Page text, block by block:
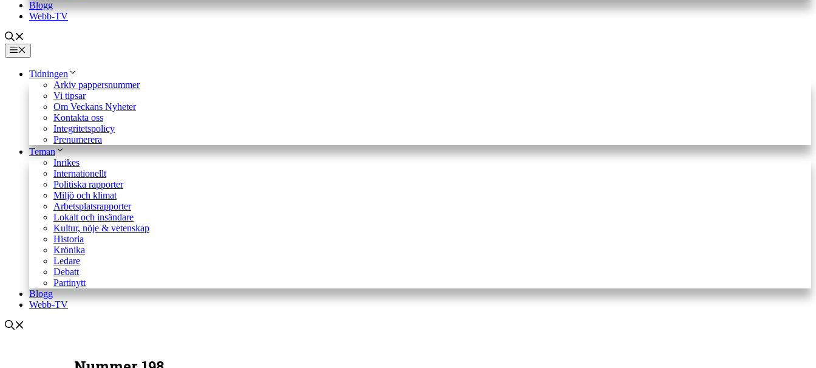
Blogg
Webb-TV
Meny
Tidningen
Arkiv pappersnummer
Vi tipsar
Om Veckans Nyheter
Kontakta oss
Integritetspolicy
Prenumerera
Teman
Inrikes
Internationellt
Politiska rapporter
Miljö och klimat
Arbetsplatsrapporter
Lokalt och insändare
Kultur, nöje & vetenskap
Historia
Krönika
Ledare
Debatt
Partinytt
Blogg
Webb-TV